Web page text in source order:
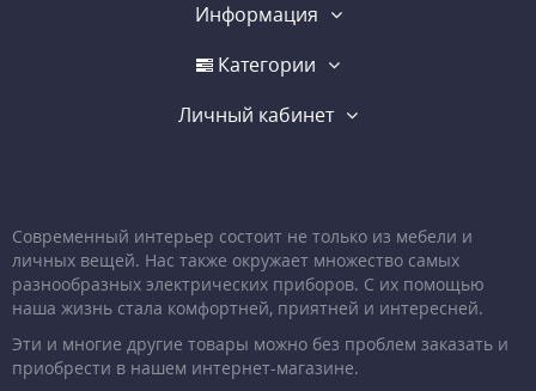
Информация
Категории
Личный кабинет
Современный интерьер состоит не только из мебели и
личных вещей. Нас также окружает множество самых
разнообразных электрических приборов. С их помощью
наша жизнь стала комфортней, приятней и интересней.
Эти и многие другие товары можно без проблем заказать и
приобрести в нашем интернет-магазине.